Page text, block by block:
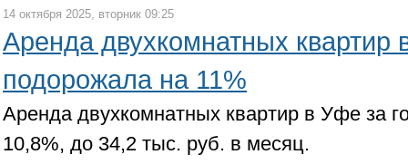
14 октября 2025, вторник 09:25
Аренда двухкомнатных квартир
подорожала на 11%
Аренда двухкомнатных квартир в Уфе за
10,8%, до 34,2 тыс. руб. в месяц.